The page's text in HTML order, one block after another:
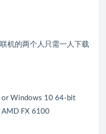
机的两个人只需一人下载
Windows 10 64-bit
FX 6100